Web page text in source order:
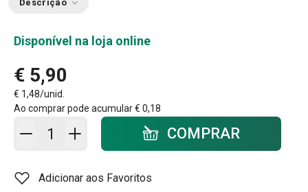
Descrição
Disponível na loja online
€ 5,90
€ 1,48/unid.
Ao comprar pode acumular€ 0,18
Adicionar ao carrinho - quantidadeCOMPRAR
Adicionar aos Favoritos